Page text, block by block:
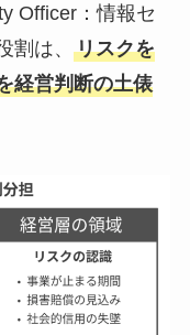
Officer：情報セ
割は、 リスクを
経営判断の土俵